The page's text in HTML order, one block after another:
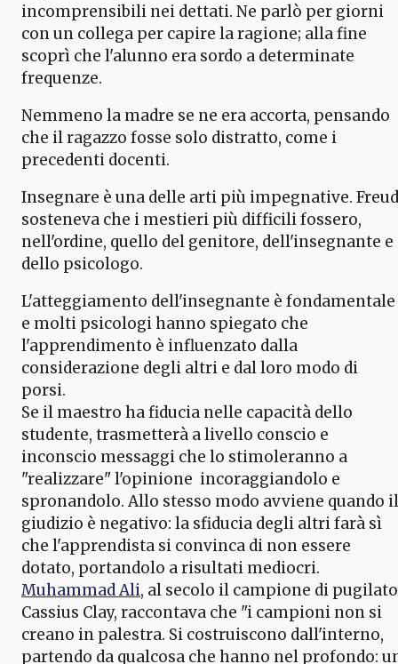
incomprensibili nei dettati. Ne parlò per giorni
con un collega per capire la ragione; alla fine
scoprì che l'alunno era sordo a determinate
frequenze.
Nemmeno la madre se ne era accorta, pensando
che il ragazzo fosse solo distratto, come i
precedenti docenti.
Insegnare è una delle arti più impegnative. Freud
sosteneva che i mestieri più difficili fossero,
nell'ordine, quello del genitore, dell'insegnante e
dello psicologo.
L'atteggiamento dell'insegnante è fondamentale
e molti psicologi hanno spiegato che
l'apprendimento è influenzato dalla
considerazione degli altri e dal loro modo di
porsi.
Se il maestro ha fiducia nelle capacità dello
studente, trasmetterà a livello conscio e
inconscio messaggi che lo stimoleranno a
"realizzare" l'opinione incoraggiandolo e
spronandolo. Allo stesso modo avviene quando il
giudizio è negativo: la sfiducia degli altri farà sì
che l'apprendista si convinca di non essere
dotato, portandolo a risultati mediocri.
Muhammad Ali, al secolo il campione di pugilato
Cassius Clay, raccontava che "i campioni non si
creano in palestra. Si costruiscono dall'interno,
partendo da qualcosa che hanno nel profondo: